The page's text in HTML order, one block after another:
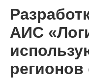
АИС